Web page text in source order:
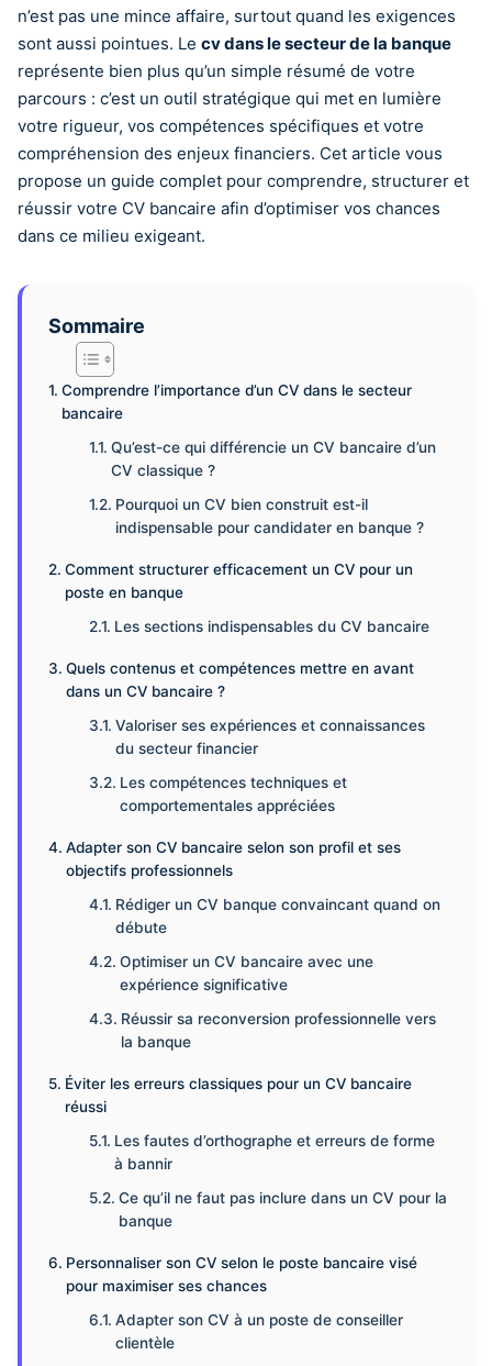
n’est pas une mince affaire, surtout quand les exigences
sont aussi pointues. Le cv dans le secteur de la banque
représente bien plus qu’un simple résumé de votre
parcours : c’est un outil stratégique qui met en lumière
votre rigueur, vos compétences spécifiques et votre
compréhension des enjeux financiers. Cet article vous
propose un guide complet pour comprendre, structurer et
réussir votre CV bancaire afin d’optimiser vos chances
dans ce milieu exigeant.
Sommaire
Comprendre l’importance d’un CV dans le secteur
bancaire
Qu’est-ce qui différencie un CV bancaire d’un
CV classique ?
Pourquoi un CV bien construit est-il
indispensable pour candidater en banque ?
Comment structurer efficacement un CV pour un
poste en banque
Les sections indispensables du CV bancaire
Quels contenus et compétences mettre en avant
dans un CV bancaire ?
Valoriser ses expériences et connaissances
du secteur financier
Les compétences techniques et
comportementales appréciées
Adapter son CV bancaire selon son profil et ses
objectifs professionnels
Rédiger un CV banque convaincant quand on
débute
Optimiser un CV bancaire avec une
expérience significative
Réussir sa reconversion professionnelle vers
la banque
Éviter les erreurs classiques pour un CV bancaire
réussi
Les fautes d’orthographe et erreurs de forme
à bannir
Ce qu’il ne faut pas inclure dans un CV pour la
banque
Personnaliser son CV selon le poste bancaire visé
pour maximiser ses chances
Adapter son CV à un poste de conseiller
clientèle